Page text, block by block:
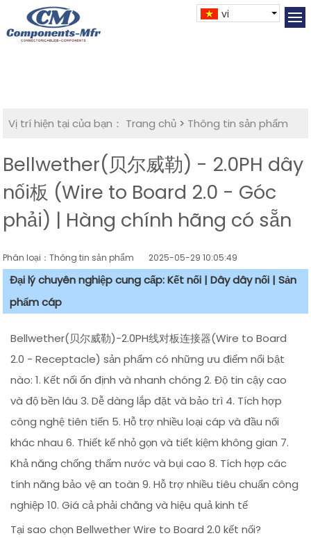
vi
Vị trí hiện tại của bạn： Trang chủ > Thông tin sản phẩm
Bellwether(贝尔威勒) - 2.0PH dây
nối板 (Wire to Board 2.0 - Góc
phải) | Hàng chính hãng có sẵn
Phân loại：Thông tin sản phẩm 2025-05-29 10:05:49
Đại lý chuyên nghiệp cung cấp: Kết nối | Dây dây nối | Sản
phẩm cáp
Bellwether(贝尔威勒)-2.0PH线对板连接器(Wire to Board
2.0 - Receptacle) sản phẩm có những ưu điểm nổi bật
nào: 1. Kết nối ổn định và nhanh chóng 2. Độ tin cậy cao
và độ bền lâu 3. Dễ dàng lắp đặt và bảo trì 4. Tích hợp
công nghệ tiên tiến 5. Hỗ trợ nhiều loại cáp và đầu nối
khác nhau 6. Thiết kế nhỏ gọn và tiết kiệm không gian 7.
Khả năng chống thấm nước và bụi cao 8. Tích hợp các
tính năng bảo vệ an toàn 9. Hỗ trợ nhiều tiêu chuẩn công
nghiệp 10. Giá cả phải chăng và hiệu quả kinh tế
Tại sao chọn Bellwether Wire to Board 2.0 kết nối?